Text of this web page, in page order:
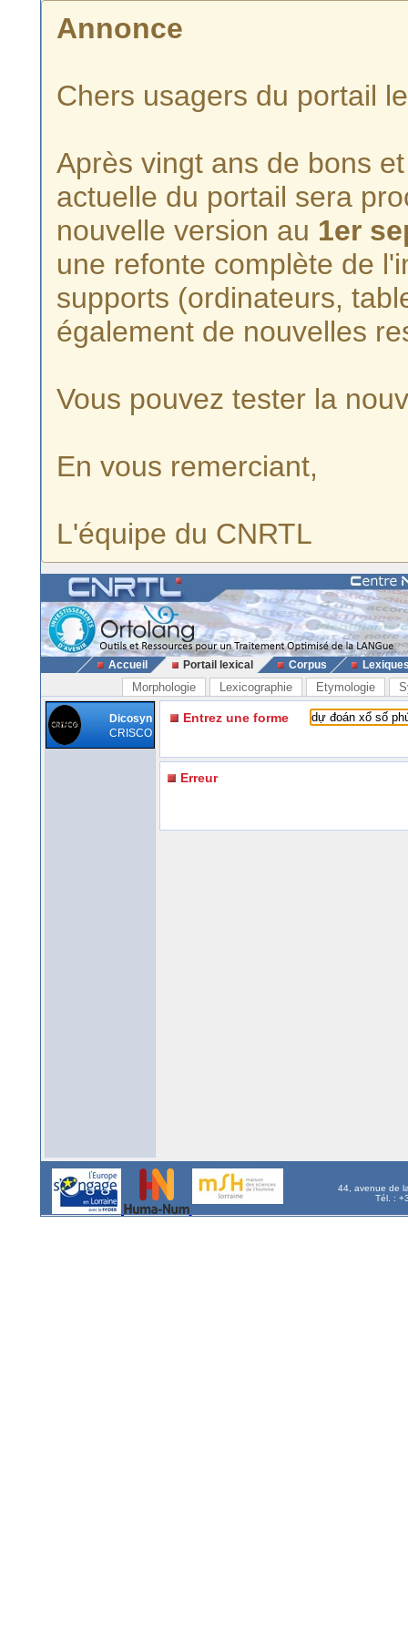
Annonce
Chers usagers du portail
Après vingt ans de bons
actuelle du portail sera
nouvelle version au 1er
une refonte complète de
supports (ordinateurs,
également de nouvelles
Vous pouvez tester la
En vous remerciant,
L'équipe du CNRTL
Accueil Portail lexical Corpus
Morphologie Lexicographie Etymologie
Dicosyn
CRISCO
Entrez une forme
Erreur
44, avenue de
Tél. :